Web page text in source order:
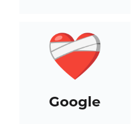
Google